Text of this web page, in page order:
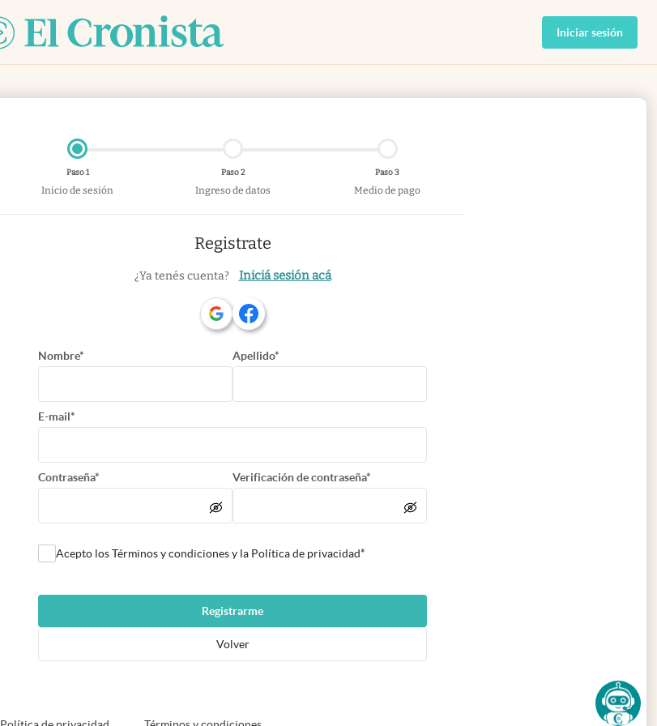
Iniciar sesión
Paso 1
Inicio de sesión
Paso 2
Ingreso de datos
Paso 3
Medio de pago
Registrate
¿Ya tenés cuenta? Iniciá sesión acá
Nombre* Apellido*
E-mail*
Contraseña* Verificación de contraseña*
Acepto los Términos y condiciones y la Política de privacidad*
Registrarme
Volver